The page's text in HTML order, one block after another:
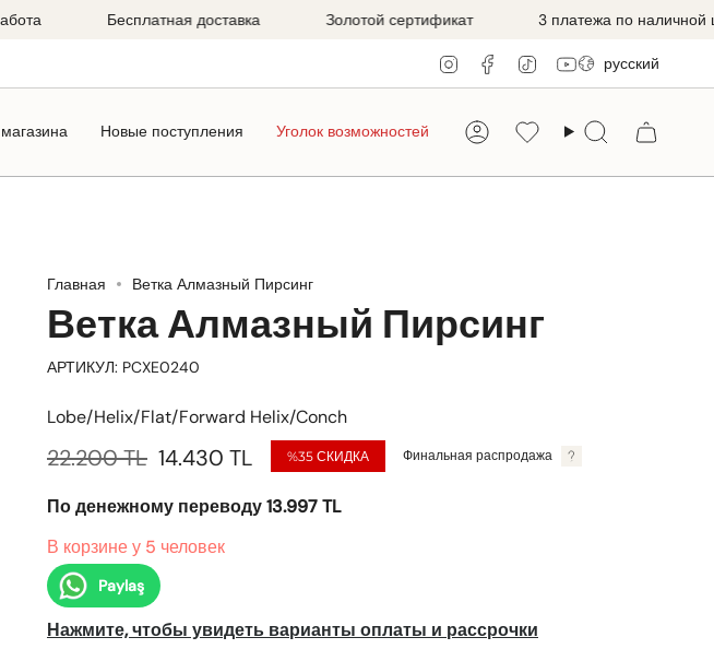
Бесплатная доставка Золотой сертификат 3 платежа по наличной цене
InstagramFacebook
TikTokYouTube
Язык
русский
Новые поступления Уголок возможностей АккаунтFavorilerim
Поиск
Главная Ветка Алмазный Пирсинг
Ветка Алмазный Пирсинг
АРТИКУЛ: PCXE0240
Lobe/Helix/Flat/Forward Helix/Conch
Обычная
22.200 TL 14.430 TL %35 СКИДКА Финальная распродажа
По денежному переводу 13.997 TL
В корзине у 5 человек
Paylaş
Нажмите, чтобы увидеть варианты оплаты и рассрочки